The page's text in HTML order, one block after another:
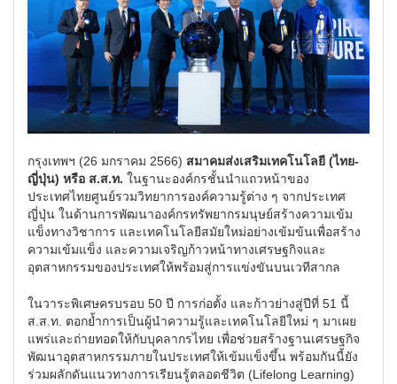
กรุงเทพฯ (26 มกราคม 2566) สมาคมส่งเสริมเทคโนโลยี (ไทย-
ญี่ปุ่น) หรือ ส.ส.ท. ในฐานะองค์กรชั้นนำแถวหน้าของ
ประเทศไทยศูนย์รวมวิทยาการองค์ความรู้ต่าง ๆ จากประเทศ
ญี่ปุ่น ในด้านการพัฒนาองค์กรทรัพยากรมนุษย์สร้างความเข้ม
แข็งทางวิชาการ และเทคโนโลยีสมัยใหม่อย่างเข้มข้นเพื่อสร้าง
ความเข้มแข็ง และความเจริญก้าวหน้าทางเศรษฐกิจและ
อุตสาหกรรมของประเทศให้พร้อมสู่การแข่งขันบนเวทีสากล
ในวาระพิเศษครบรอบ 50 ปี การก่อตั้ง และก้าวย่างสู่ปีที่ 51 นี้
ส.ส.ท. ตอกย้ำการเป็นผู้นำความรู้และเทคโนโลยีใหม่ ๆ มาเผย
แพร่และถ่ายทอดให้กับบุคลากรไทย เพื่อช่วยสร้างฐานเศรษฐกิจ
พัฒนาอุตสาหกรรมภายในประเทศให้เข้มแข็งขึ้น พร้อมกันนี้ยัง
ร่วมผลักดันแนวทางการเรียนรู้ตลอดชีวิต (Lifelong Learning)